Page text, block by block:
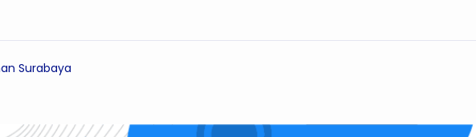
Surabaya